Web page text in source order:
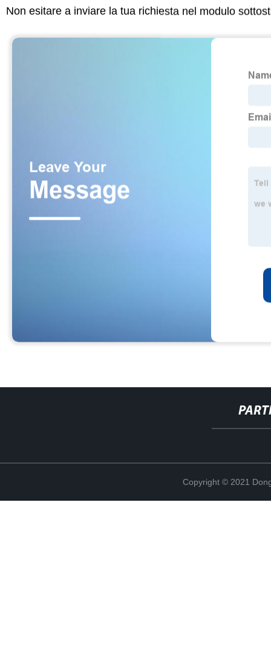
Non esitare a inviare la tua richiesta nel modulo
Copyright © 2021